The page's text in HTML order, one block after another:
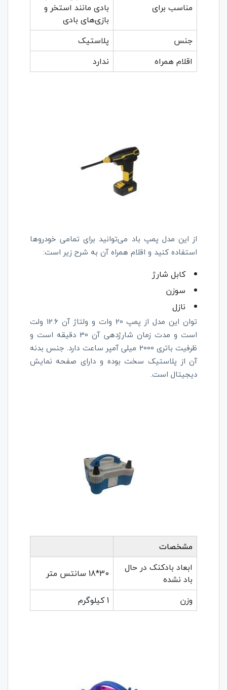
مناسب برای
بادی مانند استخر و
بازی‌های بادی
جنس
پلاستیک
اقلام همراه
ندارد
از این مدل پمپ باد می‌توانید برای تمامی خودروها
استفاده کنید و اقلام همراه آن به شرح زیر است:
کابل شارژ
سوزن
نازل
توان این مدل از پمپ 20 وات و ولتاژ آن 12.6 ولت
است و مدت زمان شارژدهی آن 30 دقیقه است و
ظرفیت باتری 2000 میلی آمپر ساعت دارد. جنس بدنه
آن از پلاستیک سخت بوده و دارای صفحه نمایش
دیجیتال است.
مشخصات
ابعاد بادکنک در حال
باد نشده
30*18 سانتس متر
وزن
1 کیلوگرم